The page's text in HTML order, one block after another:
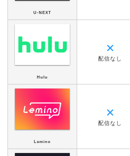
U-NEXT
Hulu
✕
配信なし
Lemino
✕
配信なし